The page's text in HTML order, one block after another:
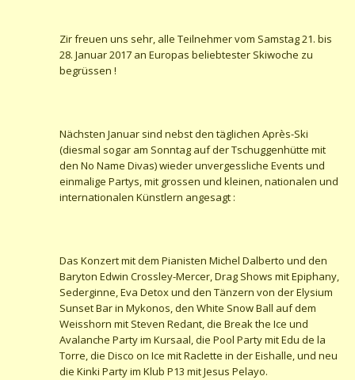
Zir freuen uns sehr, alle Teilnehmer vom Samstag 21. bis
28. Januar 2017 an Europas beliebtester Skiwoche zu
begrüssen !
Nächsten Januar sind nebst den täglichen Après-Ski
(diesmal sogar am Sonntag auf der Tschuggenhütte mit
den No Name Divas) wieder unvergessliche Events und
einmalige Partys, mit grossen und kleinen, nationalen und
internationalen Künstlern angesagt :
Das Konzert mit dem Pianisten Michel Dalberto und den
Baryton Edwin Crossley-Mercer, Drag Shows mit Epiphany,
Sederginne, Eva Detox und den Tänzern von der Elysium
Sunset Bar in Mykonos, den White Snow Ball auf dem
Weisshorn mit Steven Redant, die Break the Ice und
Avalanche Party im Kursaal, die Pool Party mit Edu de la
Torre, die Disco on Ice mit Raclette in der Eishalle, und neu
die Kinki Party im Klub P13 mit Jesus Pelayo.